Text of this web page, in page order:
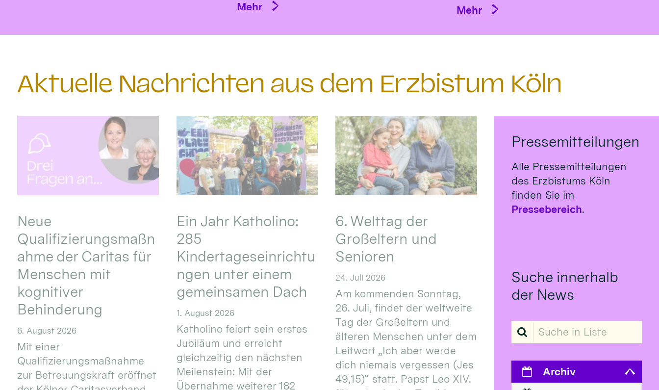
Mehr Mehr
Aktuelle Nachrichten aus dem Erzbistum Köln
Neue
Qualifizierungsmaßn
ahme der Caritas für
Menschen mit
kognitiver
Behinderung
6. August 2026
Mit einer
Qualifizierungsmaßnahme
zur Betreuungskraft eröffnet
Ein Jahr Katholino:
285
Kindertageseinrichtu
ngen unter einem
gemeinsamen Dach
1. August 2026
Katholino feiert sein erstes
Jubiläum und erreicht
gleichzeitig den nächsten
Meilenstein: Mit der
Übernahme weiterer 182
6. Welttag der
Großeltern und
Senioren
24. Juli 2026
Am kommenden Sonntag,
26. Juli, findet der weltweite
Tag der Großeltern und
älteren Menschen unter dem
Leitwort „Ich aber werde
dich niemals vergessen (Jes
49,15)“ statt. Papst Leo XIV.
Pressemitteilungen
Alle Pressemitteilungen
des Erzbistums Köln
finden Sie im
Pressebereich.
Suche innerhalb
der News
Suche in Liste
Archiv